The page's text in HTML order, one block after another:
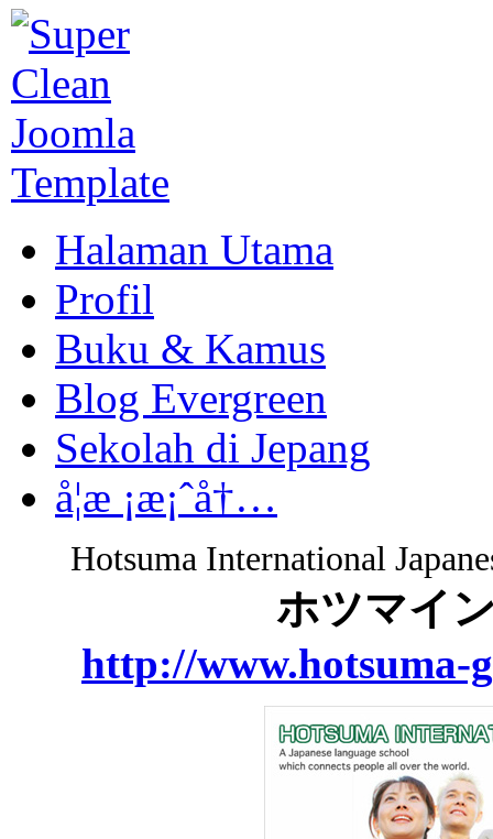
Halaman Utama
Profil
Buku & Kamus
Blog Evergreen
Sekolah di Jepang
å­¦æ ¡æ¡ˆå†…
Hotsuma International
ホツマイ
http://www.hotsuma-